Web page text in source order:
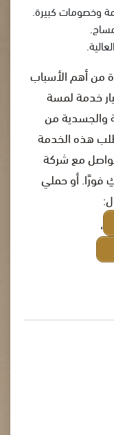
وخصومات كبيرة.
من أهم الأسباب
خدمة لمسة
والجسدية من
هذه الخدمة
مع شركة
فورًا. أو حملي
،